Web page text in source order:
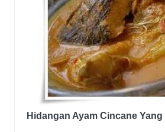
Hidangan Ayam Cincane